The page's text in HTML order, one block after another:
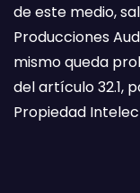
de este medio,
Producciones
mismo queda
del artículo 32.1,
Propiedad